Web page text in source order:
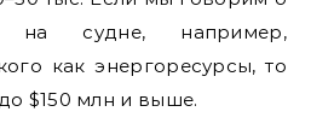
на судне, например,
как энергоресурсы, то
$150 млн и выше.